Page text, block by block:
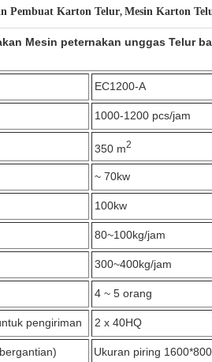
Pembuat Karton Telur, Mesin Karton
Mesin peternakan unggas Telur
EC1200-A
1000-1200 pcs/jam
350 m2
~ 70kw
100kw
80~100kg/jam
300~400kg/jam
4 ~ 5 orang
pengiriman 2 x 40HQ
Ukuran piring